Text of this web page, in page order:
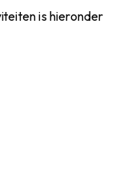
is hieronder